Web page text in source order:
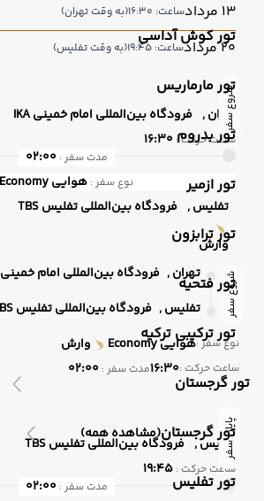
تور کوش آداسی
تور مارماریس
تور بدروم
تور ازمیر
تور ترابزون
تور فتحیه
تور ترکیبی ترکیه
تور گرجستان
تور گرجستان(مشاهده همه)
تور تفلیس
13 مرداد ساعت: 16:30 (به وقت تهران)
20 مرداد ساعت: 19:45 (به وقت تفلیس)
شروع سفر
تهران , فرودگاه بین‌المللی امام خمینی IKA
ساعت حرکت : 16:30
مدت سفر :02:00
نوع سفر : هوایی
تفلیس , فرودگاه بین‌المللی تفلیس TBS
وارش
شروع سفر تهران , فرودگاه بین‌المللی امام خمینی IKA
تفلیس , فرودگاه بین‌المللی تفلیس TBS
نوع سفر :هوایی وارش
ساعت حرکت :16:30مدت سفر : 02:00
پایان سفر
تفلیس , فرودگاه بین‌المللی تفلیس TBS
ساعت حرکت : 19:45
مدت سفر :02:00